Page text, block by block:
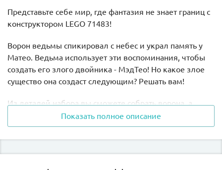
Представьте себе мир, где фантазия не знает границ с
конструктором LEGO 71483!
Ворон ведьмы спикировал с небес и украл память у
Матео. Ведьма использует эти воспоминания, чтобы
создать его злого двойника - МэдТео! Но какое злое
существо она создаст следующим? Решать вам!
Из деталей набора вы сможете собрать ворона, а
затем перестроить его в волка или фигурку
Думблоба, тёмного двойника Зи-Блоба.
Показать полное описание